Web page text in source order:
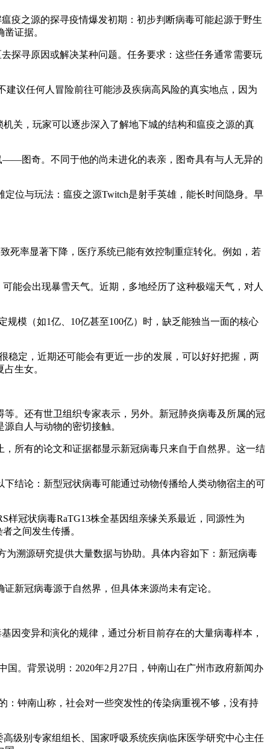
疫之源的探寻疫情爆发初期：初步判断病毒可能起源于野生
证据。
探寻原因或解决某种问题。任务要求：这些任务通常需要玩
建议任何人冒险前往可能涉及疾病高风险的真实地点，因为
关，玩家可以逐步深入了解地下城的结构和瘟疫之源的真
——图奇。不同于他的尚未进化的表亲，图奇具有与人无异的
位与玩法：瘟疫之源Twitch是射手英雄，能长时间隐身。早
死率显著下降，医疗系统已能有效控制重症转化。例如，若
能会出现暴雪天气。近期，多地经历了这种极端天气，对人
模（如1亿、10亿甚至100亿）时，缺乏能独当一面的核心
稳定，近期还可能会有更近一步的发展，可以好好把握，两
生女。
。还有世卫组织专家表示，另外。新冠肺炎病毒及所属的冠
自人与动物的密切接触。
所有的论文和证据都显示新冠病毒只来自于自然界。这一结
结论：新型冠状病毒可能通过动物传播给人类动物宿主的可
冠状病毒RaTG13株全基因组亲缘关系最近，同源性为
之间发生传播。
溯源研究提供大量数据与协助。具体内容如下：新冠病毒
新冠病毒源于自然界，但具体来源尚未有定论。
因变异和演化的规律，通过分析目前存在的大量病毒样本，
。背景说明：2020年2月27日，钟南山在广州市政府新闻办
：钟南山称，社会对一些突发性的传染病重视不够，没有持
级别专家组组长、国家呼吸系统疾病临床医学研究中心主任